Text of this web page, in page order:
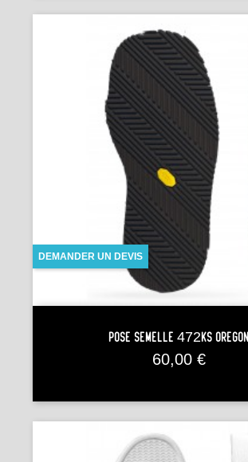
Pose Semelle 472KS OREGON
Prix
60,00 €
DEMANDER UN DEVIS